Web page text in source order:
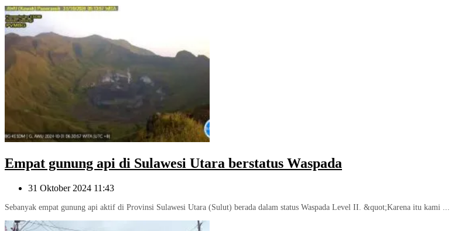
Empat gunung api di Sulawesi Utara berstatus Waspada
31 Oktober 2024 11:43
Sebanyak empat gunung api aktif di Provinsi Sulawesi Utara (Sulut) berada dalam status Waspada Level II. &quot;Karena itu kami ...